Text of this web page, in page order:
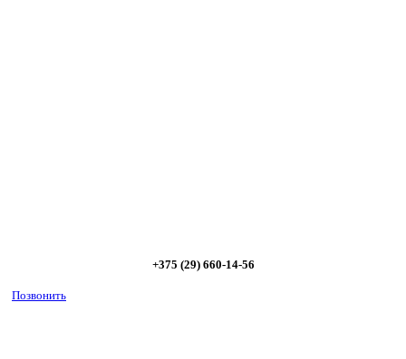
+375 (29) 660-14-56
Позвонить